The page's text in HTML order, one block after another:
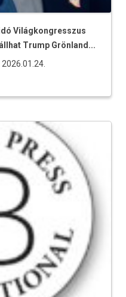
Világkongresszus
Trump Grönland...